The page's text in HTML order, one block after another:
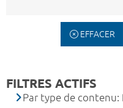
EFFACER
FILTRES ACTIFS
Par type de contenu: